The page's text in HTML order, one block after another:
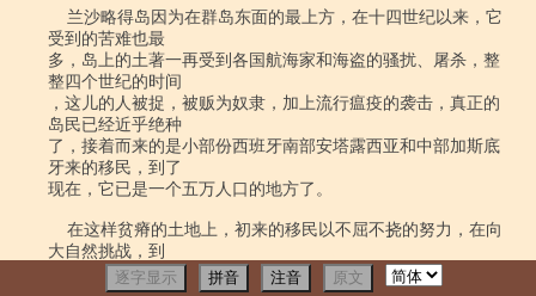
逐字显示 拼音 注音 原文